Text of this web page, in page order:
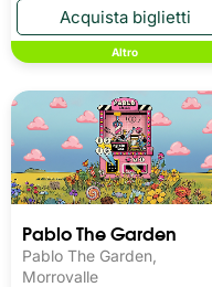
Altro
Pablo The Garden
Pablo The Garden,
Morrovalle